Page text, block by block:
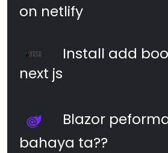
on netlify
Install add
next js
Blazor
bahaya ta??